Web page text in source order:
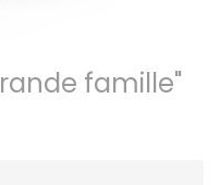
famille"